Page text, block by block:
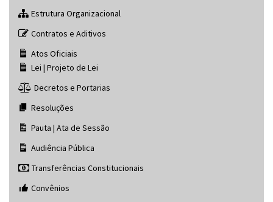
Estrutura Organizacional
Contratos e Aditivos
Atos Oficiais
Lei | Projeto de Lei
Decretos e Portarias
Resoluções
Pauta | Ata de Sessão
Audiência Pública
Transferências Constitucionais
Convênios